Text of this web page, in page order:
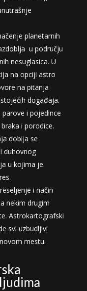
planetarnih
u području
nesuglasica. U
na opciji astro
na pitanja
događaja.
i pojedince
i porodice.
dobija se
duhovnog
u kojima je
i način
nekim drugim
Astrokartografski
svi uzbudljivi
mestu.